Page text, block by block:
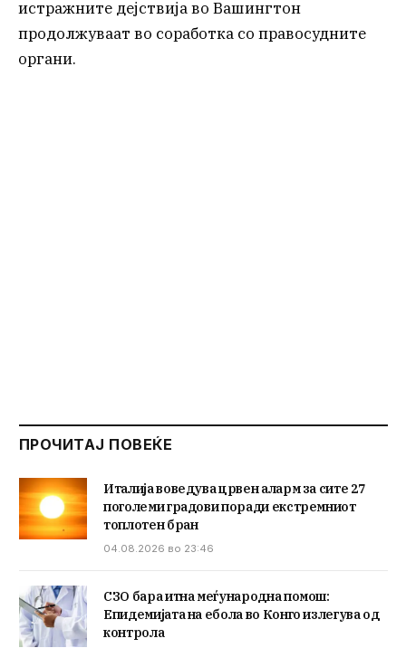
истражните дејствија во Вашингтон
продолжуваат во соработка со правосудните
органи.
ПРОЧИТАЈ ПОВЕЌЕ
Италија воведува црвен аларм за сите 27
поголеми градови поради екстремниот
топлотен бран
04.08.2026 во 23:46
СЗО бара итна меѓународна помош:
Епидемијата на ебола во Конго излегува од
контрола